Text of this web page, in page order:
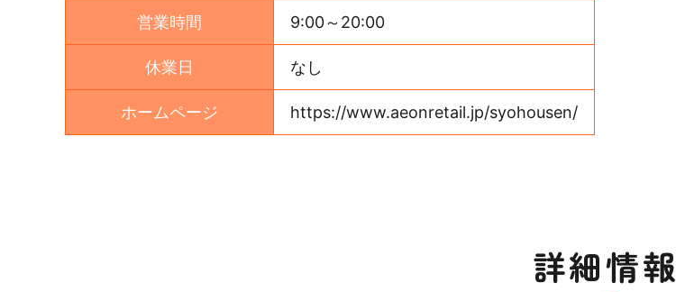
営業時間 9:00～20:00
休業日 なし
ホームページ https://www.aeonretail.jp/syohousen/
詳細情報